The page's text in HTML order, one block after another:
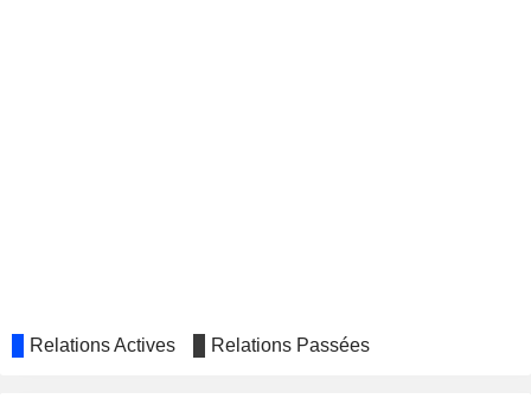
Relations Actives Relations Passées